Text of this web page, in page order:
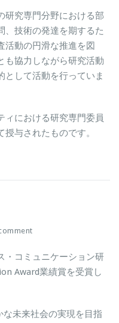
研究専門分野における部
、技術の発達を期するた
活動の円滑な推進を図
も協力しながら研究活動
として活動を行っていま
ィにおける研究専門委員
与されたものです。
・コミュニケーション研
Award業績賞を受賞し
未来社会の実現を目指